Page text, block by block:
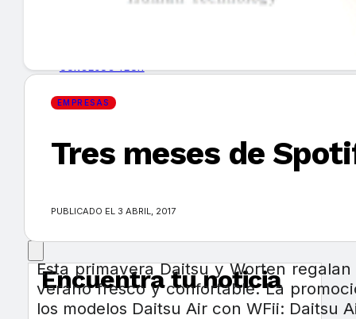
MERCADOS Y TENDENCIAS
Encuentra tu noticia
EMPRESAS
Tres meses de
PUBLICADO EL 3 ABRIL, 2017
Esta primavera Daitsu y Worten
verano fresco y confortable. La
los modelos Daitsu Air con WFii: Daitsu